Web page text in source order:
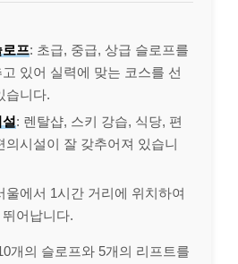
로프: 초급, 중급, 상급 슬로프를
있어 실력에 맞는 코스를 선
습니다.
: 렌탈샵, 스키 강습, 식당, 편
의시설이 잘 갖추어져 있습니
울에서 1시간 거리에 위치하여
어납니다.
개의 슬로프와 5개의 리프트를